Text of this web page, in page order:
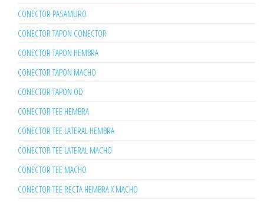
CONECTOR PASAMURO
CONECTOR TAPON CONECTOR
CONECTOR TAPON HEMBRA
CONECTOR TAPON MACHO
CONECTOR TAPON OD
CONECTOR TEE HEMBRA
CONECTOR TEE LATERAL HEMBRA
CONECTOR TEE LATERAL MACHO
CONECTOR TEE MACHO
CONECTOR TEE RECTA HEMBRA X MACHO